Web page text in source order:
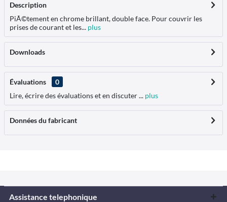
Description
PiÃ©tement en chrome brillant, double face. Pour couvrir les
prises de courant et les... plus
Downloads
Évaluations
0
Lire, écrire des évaluations et en discuter ... plus
Données du fabricant
Assistance telephonique